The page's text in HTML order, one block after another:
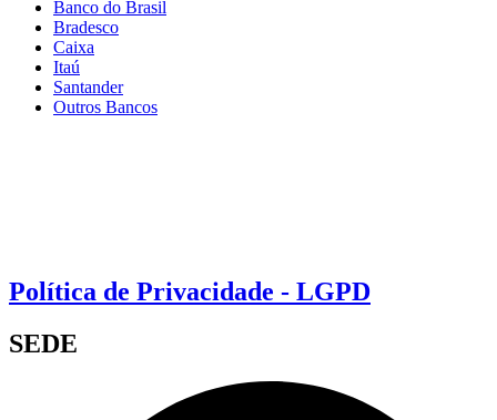
Banco do Brasil
Bradesco
Caixa
Itaú
Santander
Outros Bancos
Política de Privacidade - LGPD
SEDE